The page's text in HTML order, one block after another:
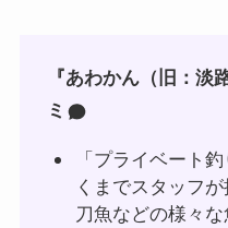
『あわかん（旧：淡
ミ
「プライベート
くまでスタッフ
刀魚などの様々